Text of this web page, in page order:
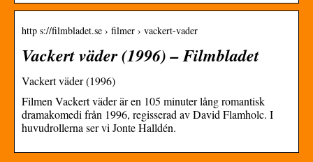
http s://filmbladet.se › filmer › vackert-vader
Vackert väder (1996) – Filmbladet
Vackert väder (1996)
Filmen Vackert väder är en 105 minuter lång romantisk
dramakomedi från 1996, regisserad av David Flamholc. I
huvudrollerna ser vi Jonte Halldén.